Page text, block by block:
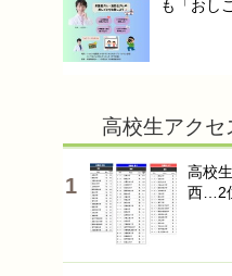
も「おし
高校生アク
高校
西…2